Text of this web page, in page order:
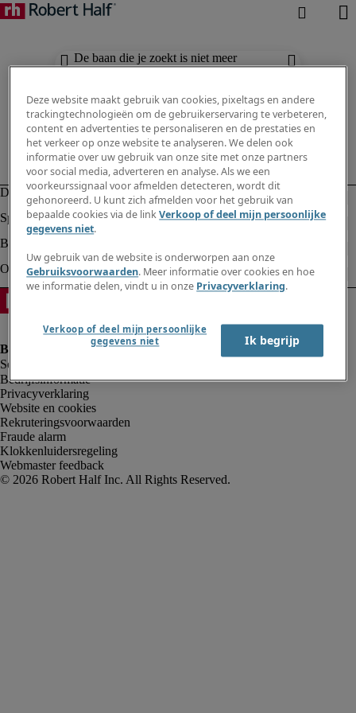
De baan die je zoekt is niet meer
beschikbaar. Zie vergelijkbare resultaten
Bedrijfsinformatie
Privacyverklaring
Website en cookies
Rekruteringsvoorwaarden
Fraude alarm
Klokkenluidersregeling
Webmaster feedback
Deze website maakt gebruik van cookies, pixeltags en andere
trackingtechnologieën om de gebruikerservaring te verbeteren,
content en advertenties te personaliseren en de prestaties en
het verkeer op onze website te analyseren. We delen ook
informatie over uw gebruik van onze site met onze partners
voor social media, adverteren en analyse. Als we een
voorkeurssignaal voor afmelden detecteren, wordt dit
gehonoreerd. U kunt zich afmelden voor het gebruik van
bepaalde cookies via de linkVerkoop of deel mijn persoonlijke
gegevens niet.
Uw gebruik van de website is onderworpen aan onze
Gebruiksvoorwaarden. Meer informatie over cookies en hoe
we informatie delen, vindt u in onze Privacyverklaring.
Verkoop of deel mijn persoonlijke
gegevens niet
Ik begrijp